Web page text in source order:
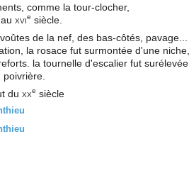
comme la tour-clocher,
xvie siècle.
de la nef, des bas-côtés, pavage...
la rosace fut surmontée d'une niche,
la tournelle d'escalier fut surélevée
du xxe siècle